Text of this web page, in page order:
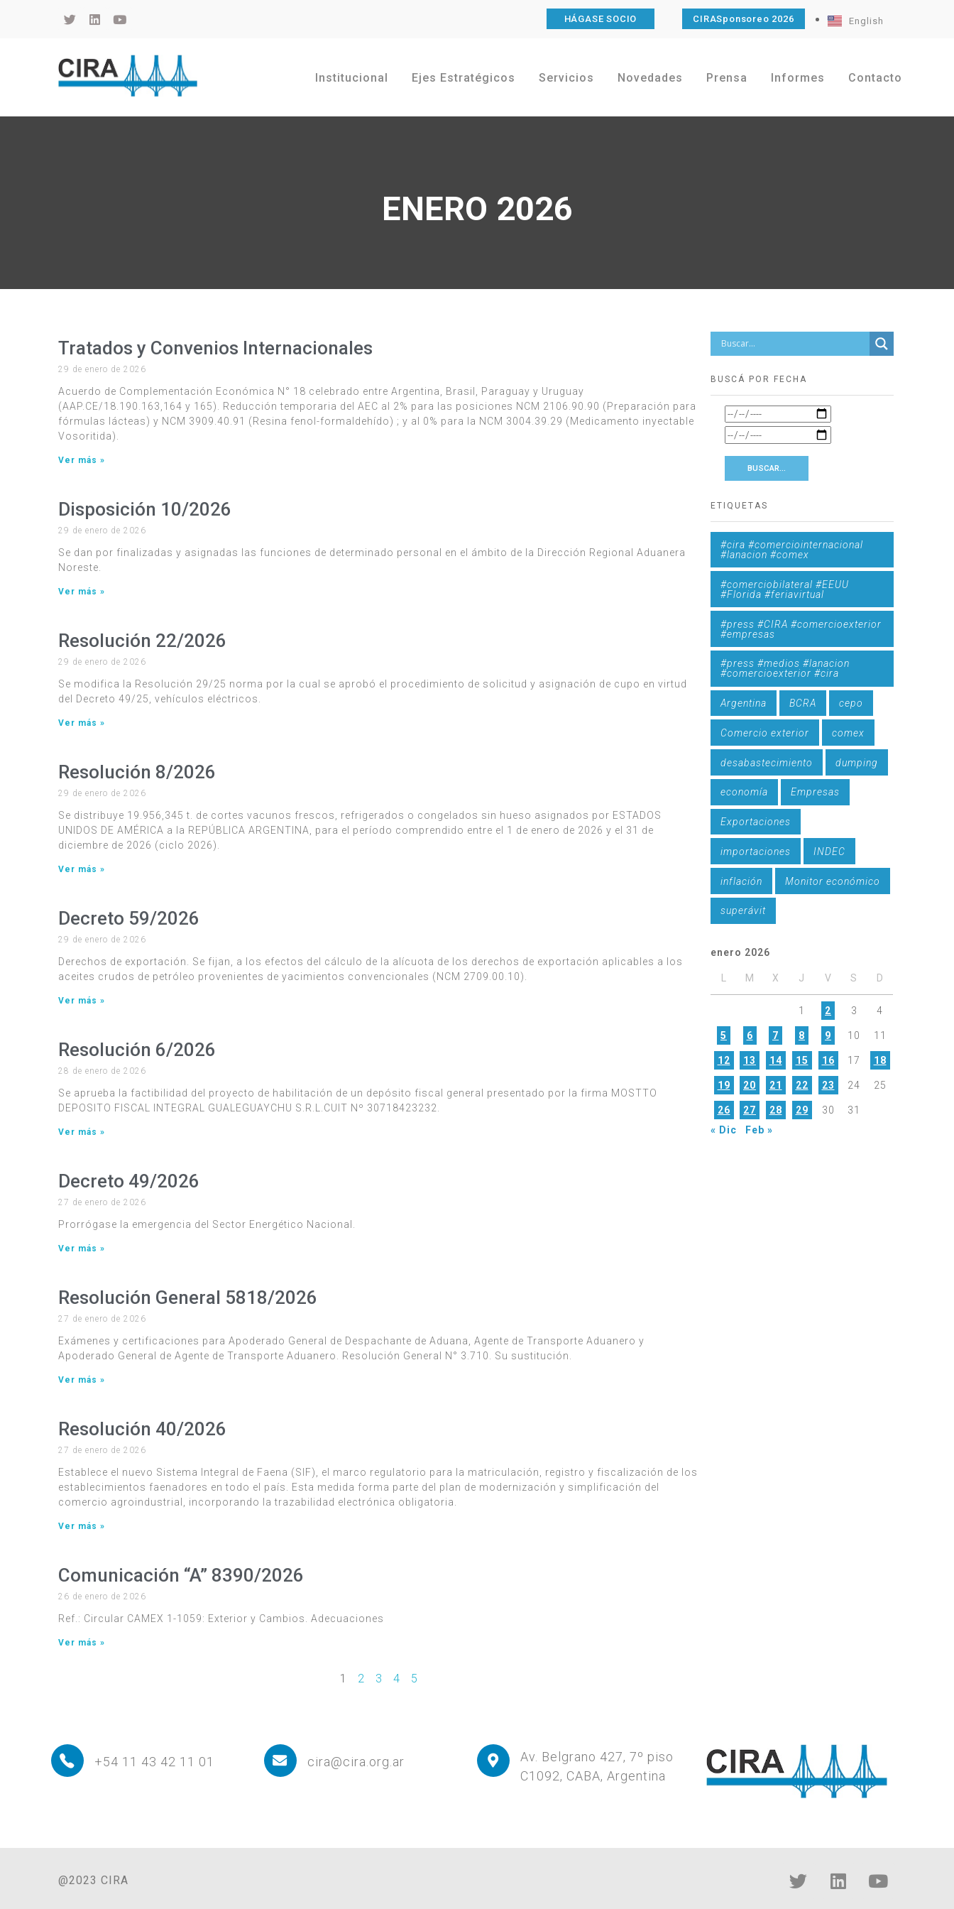
HÁGASE SOCIO CIRASponsoreo 2026 English
Institucional Ejes Estratégicos Servicios Novedades Prensa Informes Contacto
ENERO 2026
Tratados y Convenios Internacionales
29 de enero de 2026
Acuerdo de Complementación Económica N° 18 celebrado entre Argentina, Brasil, Paraguay y Uruguay
(AAP.CE/18.190.163,164 y 165). Reducción temporaria del AEC al 2% para las posiciones NCM 2106.90.90 (Preparación para
fórmulas lácteas) y NCM 3909.40.91 (Resina fenol-formaldehído) ; y al 0% para la NCM 3004.39.29 (Medicamento inyectable
Vosoritida).
Ver más »
Disposición 10/2026
29 de enero de 2026
Se dan por finalizadas y asignadas las funciones de determinado personal en el ámbito de la Dirección Regional Aduanera
Noreste.
Ver más »
Resolución 22/2026
29 de enero de 2026
Se modifica la Resolución 29/25 norma por la cual se aprobó el procedimiento de solicitud y asignación de cupo en virtud
del Decreto 49/25, vehículos eléctricos.
Ver más »
Resolución 8/2026
29 de enero de 2026
Se distribuye 19.956,345 t. de cortes vacunos frescos, refrigerados o congelados sin hueso asignados por ESTADOS
UNIDOS DE AMÉRICA a la REPÚBLICA ARGENTINA, para el período comprendido entre el 1 de enero de 2026 y el 31 de
diciembre de 2026 (ciclo 2026).
Ver más »
Decreto 59/2026
29 de enero de 2026
Derechos de exportación. Se fijan, a los efectos del cálculo de la alícuota de los derechos de exportación aplicables a los
aceites crudos de petróleo provenientes de yacimientos convencionales (NCM 2709.00.10).
Ver más »
Resolución 6/2026
28 de enero de 2026
Se aprueba la factibilidad del proyecto de habilitación de un depósito fiscal general presentado por la firma MOSTTO
DEPOSITO FISCAL INTEGRAL GUALEGUAYCHU S.R.L.CUIT Nº 30718423232.
Ver más »
Decreto 49/2026
27 de enero de 2026
Prorrógase la emergencia del Sector Energético Nacional.
Ver más »
Resolución General 5818/2026
27 de enero de 2026
Exámenes y certificaciones para Apoderado General de Despachante de Aduana, Agente de Transporte Aduanero y
Apoderado General de Agente de Transporte Aduanero. Resolución General N° 3.710. Su sustitución.
Ver más »
Resolución 40/2026
27 de enero de 2026
Establece el nuevo Sistema Integral de Faena (SIF), el marco regulatorio para la matriculación, registro y fiscalización de los
establecimientos faenadores en todo el país. Esta medida forma parte del plan de modernización y simplificación del
comercio agroindustrial, incorporando la trazabilidad electrónica obligatoria.
Ver más »
Comunicación “A” 8390/2026
26 de enero de 2026
Ref.: Circular CAMEX 1-1059: Exterior y Cambios. Adecuaciones
Ver más »
1 2 3 4 5
BUSCÁ POR FECHA
ETIQUETAS
#cira #comerciointernacional
#lanacion #comex
#comerciobilateral #EEUU
#Florida #feriavirtual
#press #CIRA #comercioexterior
#empresas
#press #medios #lanacion
#comercioexterior #cira
Argentina BCRA cepo
Comercio exterior comex
desabastecimiento dumping
economía Empresas
Exportaciones
importaciones INDEC
inflación Monitor económico
superávit
enero 2026
L M X J V S D
1 2 3 4
5 6 7 8 9 10 11
12 13 14 15 16 17 18
19 20 21 22 23 24 25
26 27 28 29 30
31
« Dic
Feb »
+54 11 43 42 11 01 cira@cira.org.ar
Av. Belgrano 427, 7º piso
C1092, CABA, Argentina
@2023 CIRA